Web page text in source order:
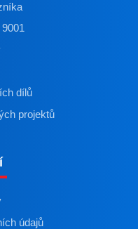
dílů
projektů
údajů